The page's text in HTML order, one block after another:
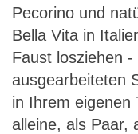
Pecorino und
Bella Vita in
Faust losziehen
ausgearbeiteten
in Ihrem eigenen
alleine, als Paar,